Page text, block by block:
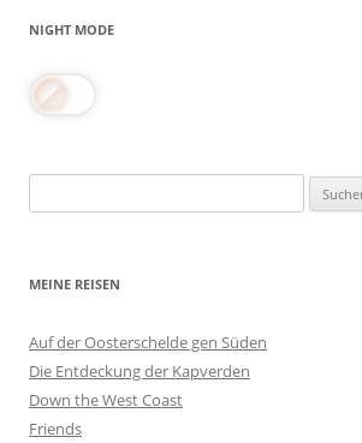
NIGHT MODE
nach:
MEINE REISEN
Auf der Oosterschelde gen Süden
Die Entdeckung der Kapverden
Down the West Coast
Friends